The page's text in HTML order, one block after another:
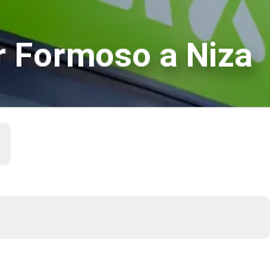
Formoso a Niza